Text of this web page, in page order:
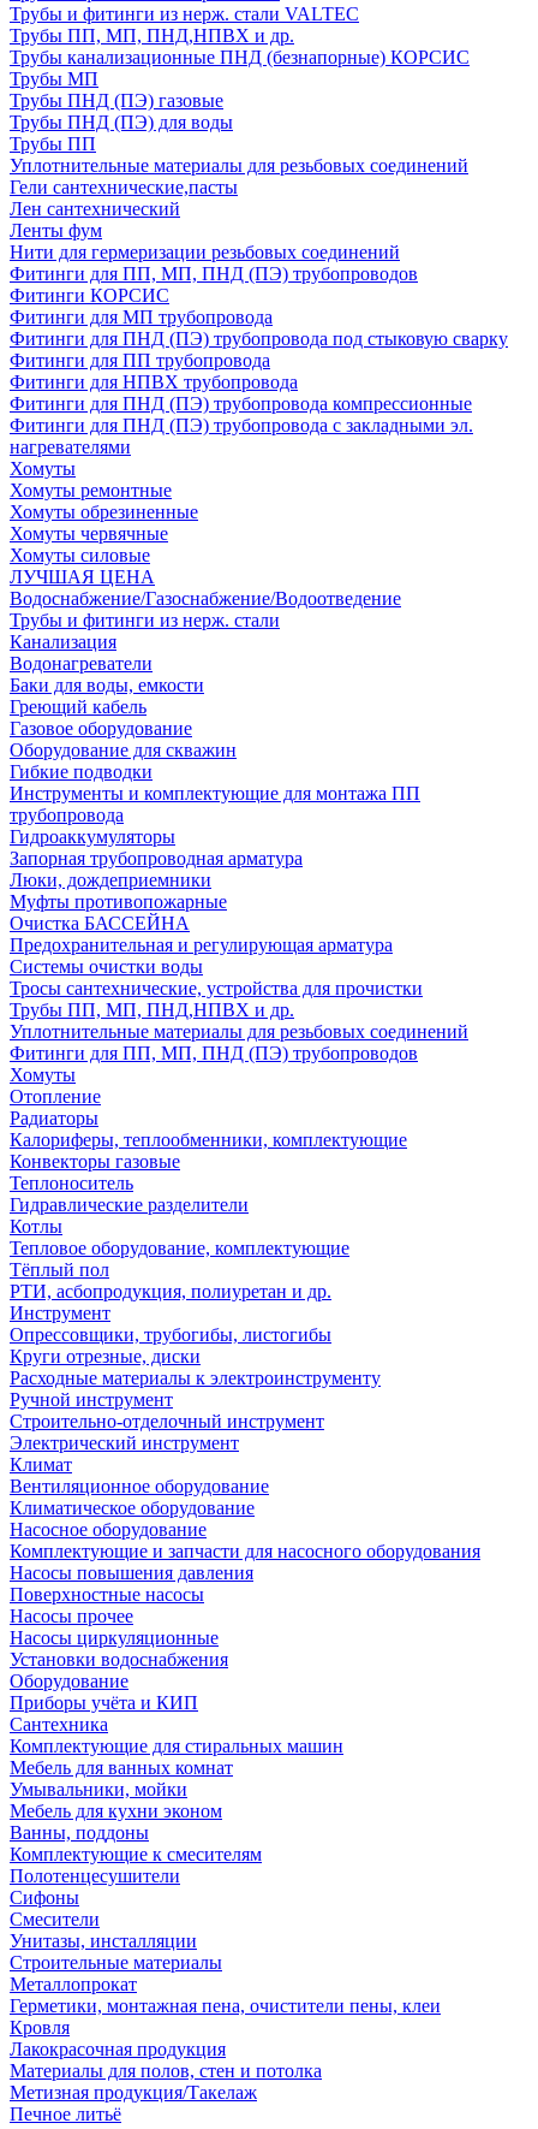
Трубы и фитинги из нерж. стали VALTEC
Трубы ПП, МП, ПНД,НПВХ и др.
Трубы канализационные ПНД (безнапорные) КОРСИС
Трубы МП
Трубы ПНД (ПЭ) газовые
Трубы ПНД (ПЭ) для воды
Трубы ПП
Уплотнительные материалы для резьбовых соединений
Гели сантехнические,пасты
Лен сантехнический
Ленты фум
Нити для гермеризации резьбовых соединений
Фитинги для ПП, МП, ПНД (ПЭ) трубопроводов
Фитинги КОРСИС
Фитинги для МП трубопровода
Фитинги для ПНД (ПЭ) трубопровода под стыковую сварку
Фитинги для ПП трубопровода
Фитинги для НПВХ трубопровода
Фитинги для ПНД (ПЭ) трубопровода компрессионные
Фитинги для ПНД (ПЭ) трубопровода с закладными эл.
нагревателями
Хомуты
Хомуты ремонтные
Хомуты обрезиненные
Хомуты червячные
Хомуты силовые
ЛУЧШАЯ ЦЕНА
Водоснабжение/Газоснабжение/Водоотведение
Трубы и фитинги из нерж. стали
Канализация
Водонагреватели
Баки для воды, емкости
Греющий кабель
Газовое оборудование
Оборудование для скважин
Гибкие подводки
Инструменты и комплектующие для монтажа ПП
трубопровода
Гидроаккумуляторы
Запорная трубопроводная арматура
Люки, дождеприемники
Муфты противопожарные
Очистка БАССЕЙНА
Предохранительная и регулирующая арматура
Системы очистки воды
Тросы сантехнические, устройства для прочистки
Трубы ПП, МП, ПНД,НПВХ и др.
Уплотнительные материалы для резьбовых соединений
Фитинги для ПП, МП, ПНД (ПЭ) трубопроводов
Хомуты
Отопление
Радиаторы
Калориферы, теплообменники, комплектующие
Конвекторы газовые
Теплоноситель
Гидравлические разделители
Котлы
Тепловое оборудование, комплектующие
Тёплый пол
РТИ, асбопродукция, полиуретан и др.
Инструмент
Опрессовщики, трубогибы, листогибы
Круги отрезные, диски
Расходные материалы к электроинструменту
Ручной инструмент
Строительно-отделочный инструмент
Электрический инструмент
Климат
Вентиляционное оборудование
Климатическое оборудование
Насосное оборудование
Комплектующие и запчасти для насосного оборудования
Насосы повышения давления
Поверхностные насосы
Насосы прочее
Насосы циркуляционные
Установки водоснабжения
Оборудование
Приборы учёта и КИП
Сантехника
Комплектующие для стиральных машин
Мебель для ванных комнат
Умывальники, мойки
Мебель для кухни эконом
Ванны, поддоны
Комплектующие к смесителям
Полотенцесушители
Сифоны
Смесители
Унитазы, инсталляции
Строительные материалы
Металлопрокат
Герметики, монтажная пена, очистители пены, клеи
Кровля
Лакокрасочная продукция
Материалы для полов, стен и потолка
Метизная продукция/Такелаж
Печное литьё